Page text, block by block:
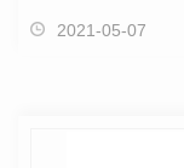
需要定制工程服，
2021-05-07